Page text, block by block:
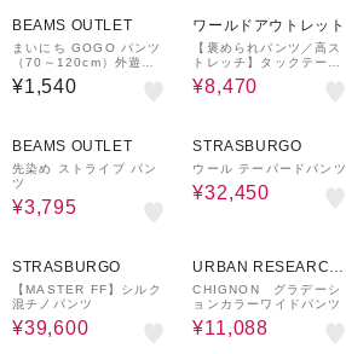
BEAMS OUTLET
まいにち GOGO パンツ
（70～120cm）外遊び
プチプラ 保育園 通学 定
番
¥1,540
ワールドアウトレット
【褒められパンツ／高ス
トレッチ】タックテーパ
ードパンツ
¥8,470
BEAMS OUTLET
先染め ストライプ パン
ツ
¥3,795
STRASBURGO
ウール テーパードパンツ
¥32,450
STRASBURGO
【MASTER FF】シルク
混チノパンツ
¥39,600
URBAN RESEARCH
ware house
CHIGNON グラデーシ
ョンカラーワイドパンツ
¥11,088